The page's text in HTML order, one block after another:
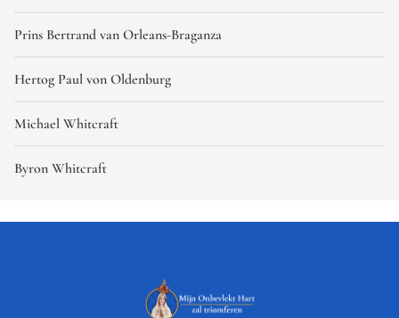
Prins Bertrand van Orleans-Braganza
Hertog Paul von Oldenburg
Michael Whitcraft
Byron Whitcraft